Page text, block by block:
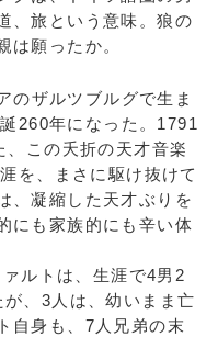
、旅という意味。狼の
は願ったか。
ザルツブルグで生ま
260年になった。1791
この夭折の天才音楽
を、まさに駆け抜けて
、凝縮した天才ぶりを
にも家族的にも辛い体
ルトは、生涯で4男2
、3人は、幼いまま亡
自身も、7人兄弟の末